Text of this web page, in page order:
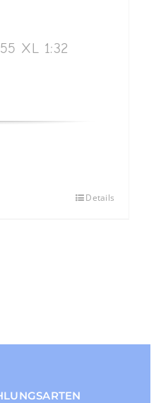
XL 1:32
Details